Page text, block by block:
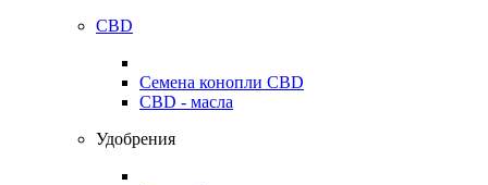
CBD
Семена конопли CBD
CBD - масла
Удобрения